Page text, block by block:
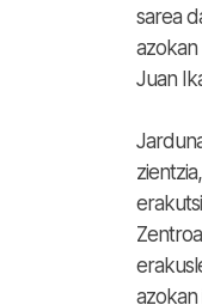
sarea
azokan
Juan